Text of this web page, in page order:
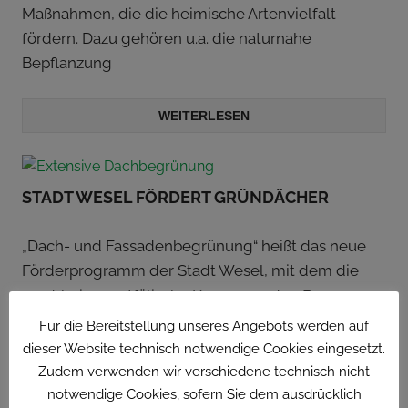
Maßnahmen, die die heimische Artenvielfalt
fördern. Dazu gehören u.a. die naturnahe
Bepflanzung
WEITERLESEN
STADT WESEL FÖRDERT GRÜNDÄCHER
„Dach- und Fassadenbegrünung“ heißt das neue
Förderprogramm der Stadt Wesel, mit dem die
nordrhein-westfälische Kommune den Bau von
extensiven Dach- und Fassadenbegrünungen
bezuschusst. Insgesamt stehen für das laufende
Jahr 15.000
Für die Bereitstellung unseres Angebots werden auf
dieser Website technisch notwendige Cookies eingesetzt.
Zudem verwenden wir verschiedene technisch nicht
notwendige Cookies, sofern Sie dem ausdrücklich